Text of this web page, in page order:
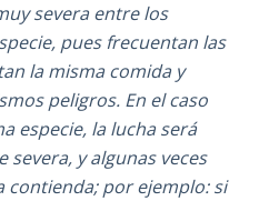
severa entre los
pues frecuentan las
la misma comida y
peligros. En el caso
especie, la lucha será
y algunas veces
contienda; por ejemplo: si